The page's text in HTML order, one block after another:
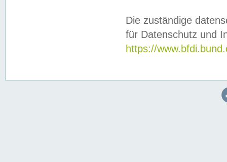
Die zuständige
für Datenschutz und
https://